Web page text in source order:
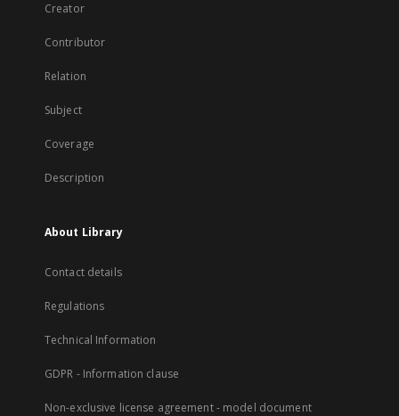
Creator
Contributor
Relation
Subject
Coverage
Description
About Library
Contact details
Regulations
Technical Information
GDPR - Information clause
Non-exclusive license agreement - model document